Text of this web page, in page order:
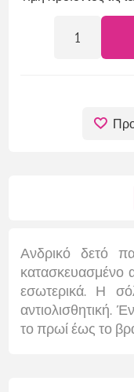
Ανδρικό δετό
κατασκευασμένο
εσωτερικά. Η
αντιολισθητική.
το πρωί έως το